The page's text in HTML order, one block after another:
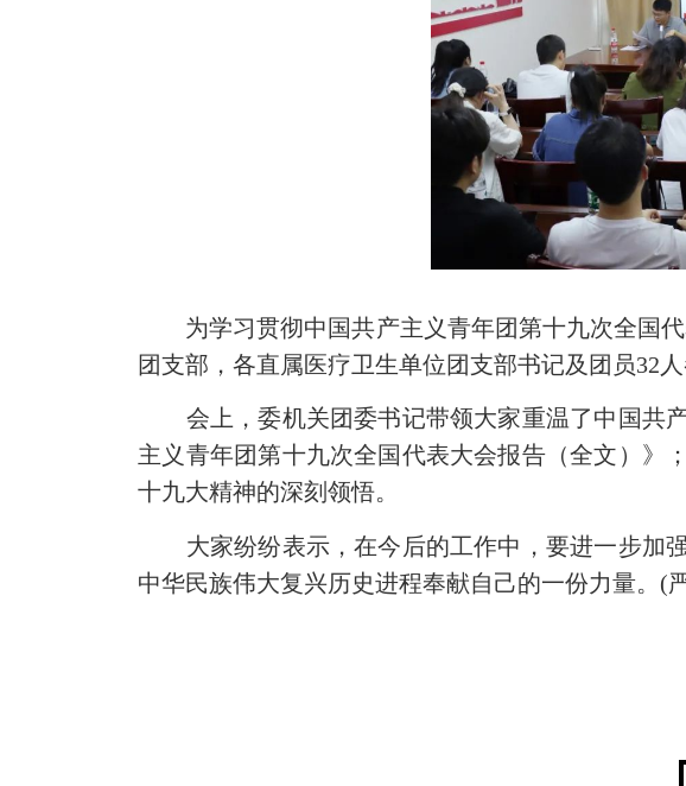
为学习贯彻中国共产主义青年团第十九次全国代
团支部，各直属医疗卫生单位团支部书记及团员32人
会上，委机关团委书记带领大家重温了中国共产
主义青年团第十九次全国代表大会报告（全文）》
十九大精神的深刻领悟。
大家纷纷表示，在今后的工作中，要进一步加强
中华民族伟大复兴历史进程奉献自己的一份力量。(